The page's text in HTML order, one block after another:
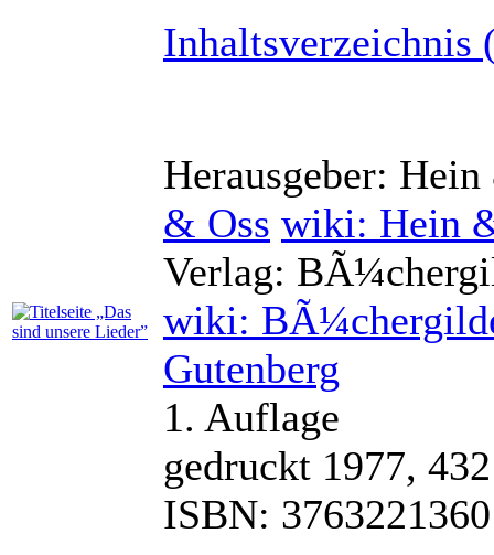
Inhaltsverzeichnis
Herausgeber:
& Oss wiki: Hein
Verlag:
wiki:
Gutenberg
1. Auflage
gedruckt 1977,
ISBN: 3763221360